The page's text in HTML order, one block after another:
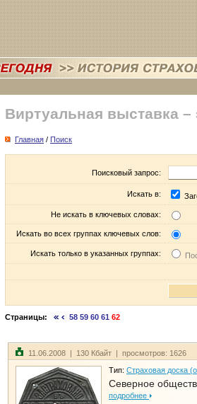
Виртуальная выставка –
Главная / Поиск
Поисковый запрос:
Искать в:
Не искать в ключевых словах:
Искать во всех группах ключевых слов:
Искать только в указанных группах:
Страницы: 58 59 60 61 62
11.06.2008 | 130 Кбайт | просмотров: 1626
Тип: Страховая доска
Северное
подробнее